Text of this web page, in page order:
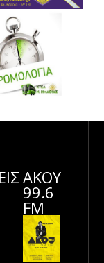
ΑΚΟΥ
99.6
FM